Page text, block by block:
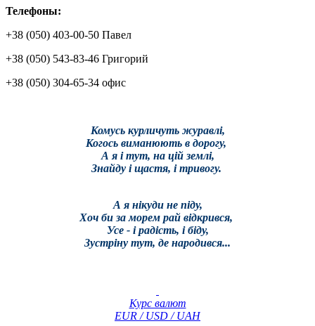
Телефоны:
+38 (050) 403-00-50 Павел
+38 (050) 543-83-46 Григорий
+38 (050) 304-65-34 офис
Комусь курличуть журавлі,
Когось виманюють в дорогу,
А я і тут, на цій землі,
Знайду і щастя, і тривогу.
А я нікуди не піду,
Хоч би за морем рай відкрився,
Усе - і радість, і біду,
Зустріну тут, де народився...
Курс валют
EUR / USD / UAH